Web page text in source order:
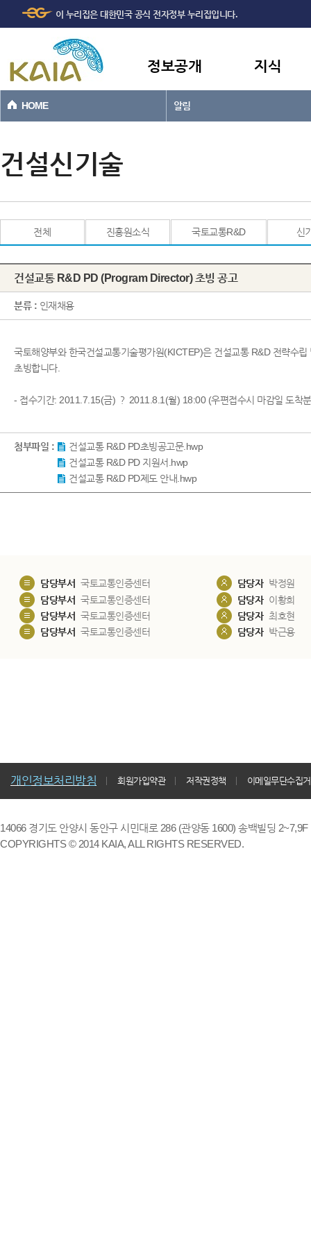
본문바로가기
이 누리집은 대한민국 공식 전자정부 누리집입니다.
정보공개 지식
HOME 알림
건설신기술
전체 진흥원소식 국토교통R&D 신
건설교통 R&D PD (Program Director) 초빙 공고
분류 : 인재채용
국토해양부와 한국건설교통기술평가원(KICTEP)은 건설교통 R&D 전략수
초빙합니다.
- 접수기간: 2011.7.15(금) ？ 2011.8.1(월) 18:00 (우편접수시 마감일 도착
첨부파일 :
건설교통 R&D PD초빙공고문.hwp
건설교통 R&D PD 지원서.hwp
건설교통 R&D PD제도 안내.hwp
담당부서 국토교통인증센터 담당자 박정원
담당부서 국토교통인증센터 담당자 이황희
담당부서 국토교통인증센터 담당자 최호현
담당부서 국토교통인증센터 담당자 박근용
개인정보처리방침 회원가입약관 저작권정책 이메일무단수집
14066 경기도 안양시 동안구 시민대로 286 (관양동 1600) 송백빌딩
COPYRIGHTS © 2014 KAIA, ALL RIGHTS RESERVED.